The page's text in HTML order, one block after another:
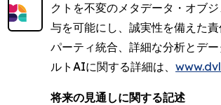
クトを不変のメタデータ・オブ
与を可能にし、誠実性を備えた
パーティ統合、詳細な分析とデ
ルトAIに関する詳細は、
将来の見通しに関する記述